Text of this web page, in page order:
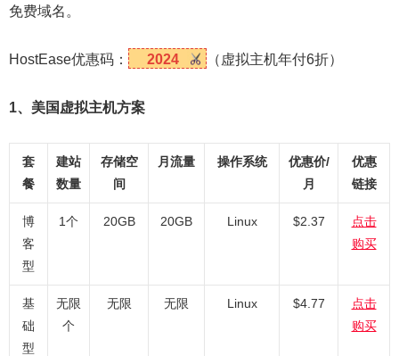
免费域名。
HostEase优惠码： 2024 （虚拟主机年付6折）
1、美国虚拟主机方案
套
餐
建站
数量
存储空
间
月流量 操作系统
优惠价/
月
优惠
链接
博
客
型
1个 20GB 20GB Linux $2.37
点击
购买
基
础
型
无限
个
无限 无限 Linux $4.77
点击
购买